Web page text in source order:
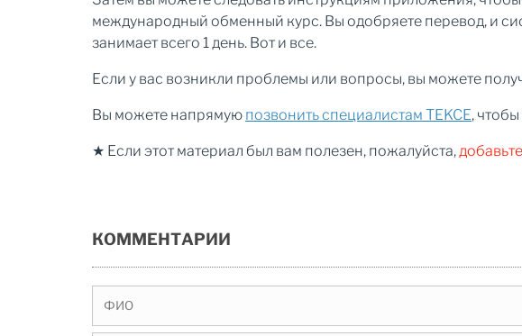
международный обменный курс. Вы одобряете перевод, и
занимает всего 1 день. Вот и все.
Если у вас возникли проблемы или вопросы, вы можете
Вы можете напрямую позвонить специалистам TEKCE,
★ Если этот материал был вам полезен, пожалуйста,
КОММЕНТАРИИ